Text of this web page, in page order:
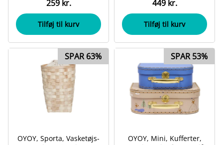
259 kr.
Tilføj til kurv
449 kr.
Tilføj til kurv
SPAR 63%
OYOY, Sporta, Vasketøjs-
SPAR 53%
OYOY, Mini, Kufferter,